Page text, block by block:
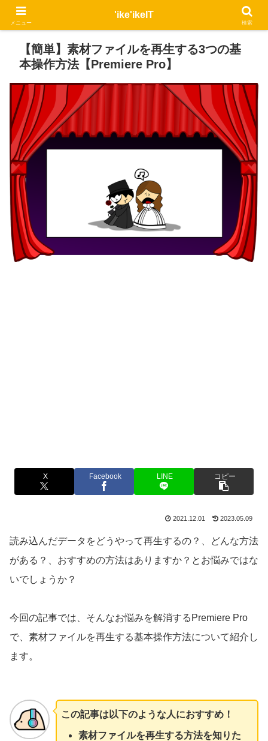
【簡単】素材ファイルを再生する3つの基
本操作方法【Premiere Pro】
X Facebook LINE コピー
2021.12.01 2023.05.09
読み込んだデータをどうやって再生するの？、どんな方法
がある？、おすすめの方法はありますか？とお悩みではな
いでしょうか？
今回の記事では、そんなお悩みを解消するPremiere Pro
で、素材ファイルを再生する基本操作方法について紹介し
ます。
この記事は以下のような人におすすめ！
素材ファイルを再生する方法を知りた
メニュー
'ike'ikeIT
検索